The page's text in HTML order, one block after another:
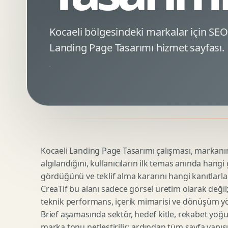
Minimal Logo Tasarimi
Amblem Tasarimi
Logo Revizyonu
Tipografik Logo Tasarimi
Startup Logo Tasarimi
Google Ads Reklam Tasarimi
Kampanya Stratejisi
Performans Reklam Kreatifleri
SEO Denetimi
E Ticaret SEO
Urun Gorsellestirme
3D Reklam Gorseli
Cgi Kampanya Gorseli
Motion 3D
3D Karakter Tasarimi
Kocaeli bölgesindeki markalar için
Landing Page Tasarımı hizmet sayfası.
Kocaeli Landing Page Tasarımı çalışması,
algılandığını, kullanıcıların ilk temas anında
gördüğünü ve teklif alma kararını hangi
CreaTif bu alanı sadece görsel üretim olarak
teknik performans, içerik mimarisi ve dönüşüm
Brief aşamasında sektör, hedef kitle, rekabet